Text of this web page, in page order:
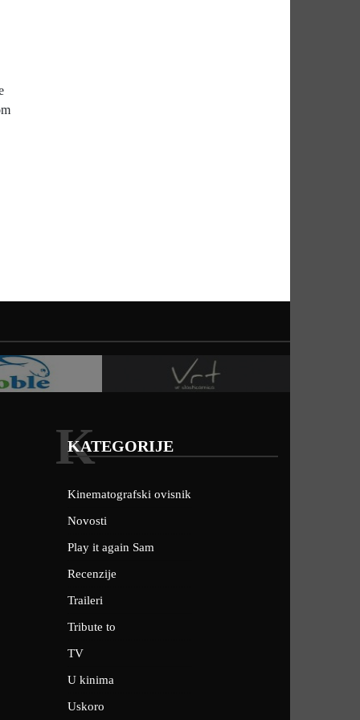
KATEGORIJE
K
Kinematografski ovisnik
Novosti
Play it again Sam
Recenzije
Traileri
Tribute to
TV
U kinima
Uskoro